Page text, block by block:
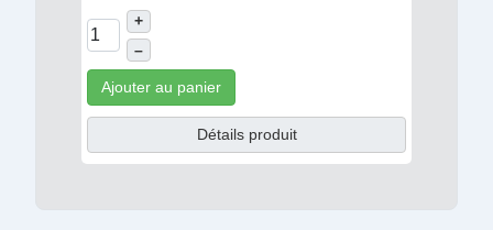
+
–
Ajouter au panier
Détails produit